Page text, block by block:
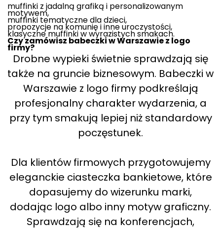
muffinki z jadalną grafiką i personalizowanym
motywem,
muffinki tematyczne dla dzieci,
propozycje na komunię i inne uroczystości,
klasyczne muffinki w wyrazistych smakach.
Czy zamówisz babeczki w Warszawie z logo
firmy?
Drobne wypieki świetnie sprawdzają się
także na gruncie biznesowym. Babeczki w
Warszawie z logo firmy podkreślają
profesjonalny charakter wydarzenia, a
przy tym smakują lepiej niż standardowy
poczęstunek.
Dla klientów firmowych przygotowujemy
eleganckie ciasteczka bankietowe, które
dopasujemy do wizerunku marki,
dodając logo albo inny motyw graficzny.
Sprawdzają się na konferencjach,